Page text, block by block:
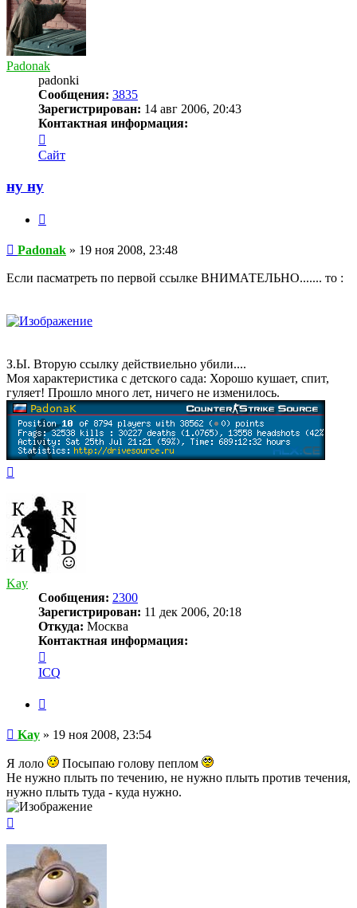
Padonak
padonki
Сообщения: 3835
Зарегистрирован: 14 авг 2006, 20:43
Контактная информация:
информация
Сайт
ну ну
Сообщение
Padonak » 19 ноя 2008, 23:48
Если пасматреть по первой ссылке ВНИМАТЕЛЬНО....... то :
З.Ы. Вторую ссылку действиельно убили....
Моя характеристика с детского сада: Хорошо кушает, спит,
гуляет! Прошло много лет, ничего не изменилось.
началу
Kay
Сообщения: 2300
Зарегистрирован: 11 дек 2006, 20:18
Откуда: Москва
Контактная информация:
информация
пользователя
ICQ
Сообщение
Kay » 19 ноя 2008, 23:54
Я лоло
Посыпаю голову пеплом
Не нужно плыть по течению, не нужно плыть против течения,
нужно плыть туда - куда нужно.
началу